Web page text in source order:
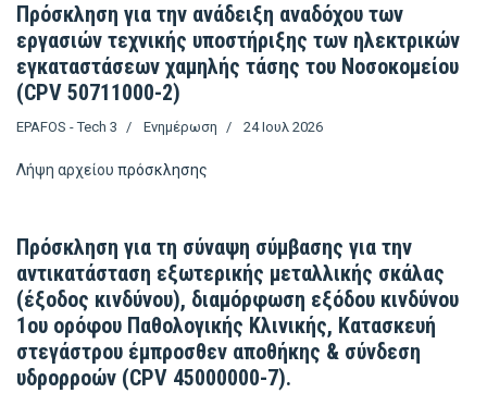
Πρόσκληση για την ανάδειξη αναδόχου των
εργασιών τεχνικής υποστήριξης των ηλεκτρικών
εγκαταστάσεων χαμηλής τάσης του Νοσοκομείου
(CPV 50711000-2)
EPAFOS - Tech 3 Ενημέρωση 24 Ιουλ 2026
Λήψη αρχείου πρόσκλησης
Πρόσκληση για τη σύναψη σύμβασης για την
αντικατάσταση εξωτερικής μεταλλικής σκάλας
(έξοδος κινδύνου), διαμόρφωση εξόδου κινδύνου
1ου ορόφου Παθολογικής Κλινικής, Κατασκευή
στεγάστρου έμπροσθεν αποθήκης & σύνδεση
υδρορροών (CPV 45000000-7).